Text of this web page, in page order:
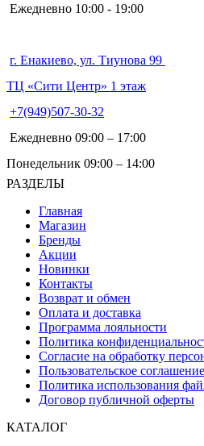
Ежедневно 10:00 - 19:00
г. Енакиево, ул. Тиунова 99
ТЦ «Сити Центр» 1 этаж
+7(949)507-30-32
Ежедневно 09:00 – 17:00
Понедельник 09:00 – 14:00
РАЗДЕЛЫ
Главная
Магазин
Бренды
Акции
Новинки
Контакты
Возврат и обмен
Оплата и доставка
Программа лояльности
Политика
Согласие на обработку
Пользовательское соглашение
Политика использования
Договор публичной оферты
КАТАЛОГ